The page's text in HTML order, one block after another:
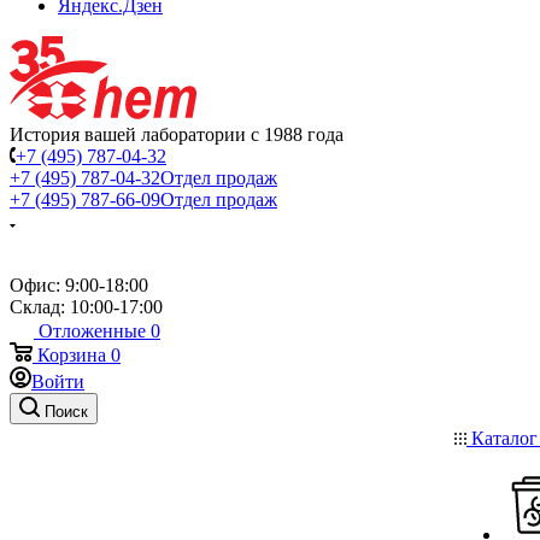
Яндекс.Дзен
История вашей лаборатории с 1988 года
+7 (495) 787-04-32
+7 (495) 787-04-32Отдел продаж
+7 (495) 787-66-09Отдел продаж
Офис: 9:00-18:00
Склад: 10:00-17:00
Отложенные 0
Корзина 0
Войти
Поиск